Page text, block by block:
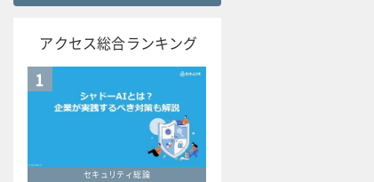
アクセス総合ランキング
1
セキュリティ総論